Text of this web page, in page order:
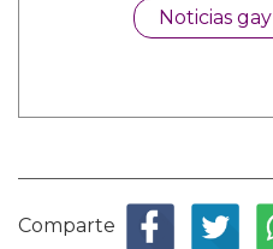
Noticias gay
Comparte